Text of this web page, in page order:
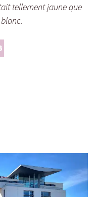
tellement jaune que